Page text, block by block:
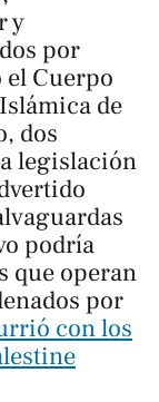
y
por
el Cuerpo
de
dos
legislación
podría
que operan
por
con los